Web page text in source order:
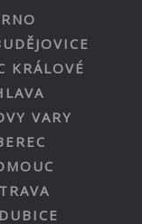
KRÁLOVÉ
VARY